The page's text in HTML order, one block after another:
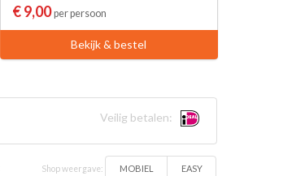
€ 9,00per persoon
Bekijk & bestel
Veilig betalen:
Shop weergave: MOBIEL EASY